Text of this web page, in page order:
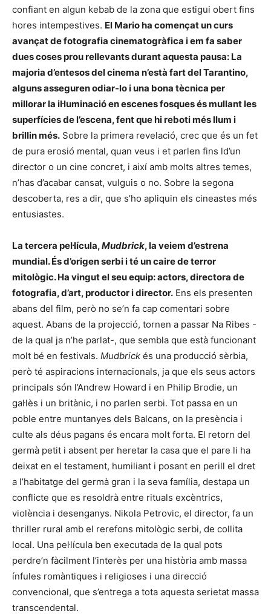
confiant en algun kebab de la zona que estigui obert fins
hores intempestives. El Mario ha començat un curs
avançat de fotografia cinematogràfica i em fa saber
dues coses prou rellevants durant aquesta pausa: La
majoria d’entesos del cinema n’està fart del Tarantino,
alguns asseguren odiar-lo i una bona tècnica per
millorar la il·luminació en escenes fosques és mullant les
superfícies de l’escena, fent que hi reboti més llum i
brillin més. Sobre la primera revelació, crec que és un fet
de pura erosió mental, quan veus i et parlen fins ld’un
director o un cine concret, i així amb molts altres temes,
n’has d’acabar cansat, vulguis o no. Sobre la segona
descoberta, res a dir, que s’ho apliquin els cineastes més
entusiastes.
La tercera pel·lícula,Mudbrick, la veiem d’estrena
mundial. És d’origen serbi i té un caire de terror
mitològic. Ha vingut el seu equip: actors, directora de
fotografia, d’art, productor i director. Ens els presenten
abans del film, però no se’n fa cap comentari sobre
aquest. Abans de la projecció, tornen a passar Na Ribes -
de la qual ja n’he parlat-, que sembla que està funcionant
molt bé en festivals. Mudbrick és una producció sèrbia,
però té aspiracions internacionals, ja que els seus actors
principals són l’Andrew Howard i en Philip Brodie, un
gal·lès i un britànic, i no parlen serbi. Tot passa en un
poble entre muntanyes dels Balcans, on la presència i
culte als déus pagans és encara molt forta. El retorn del
germà petit i absent per heretar la casa que el pare li ha
deixat en el testament, humiliant i posant en perill el dret
a l’habitatge del germà gran i la seva família, destapa un
conflicte que es resoldrà entre rituals excèntrics,
violència i desenganys. Nikola Petrovic, el director, fa un
thriller rural amb el rerefons mitològic serbi, de collita
local. Una pel·lícula ben executada de la qual pots
perdre’n fàcilment l’interès per una història amb massa
ínfules romàntiques i religioses i una direcció
convencional, que s’entrega a tota aquesta serietat massa
transcendental.